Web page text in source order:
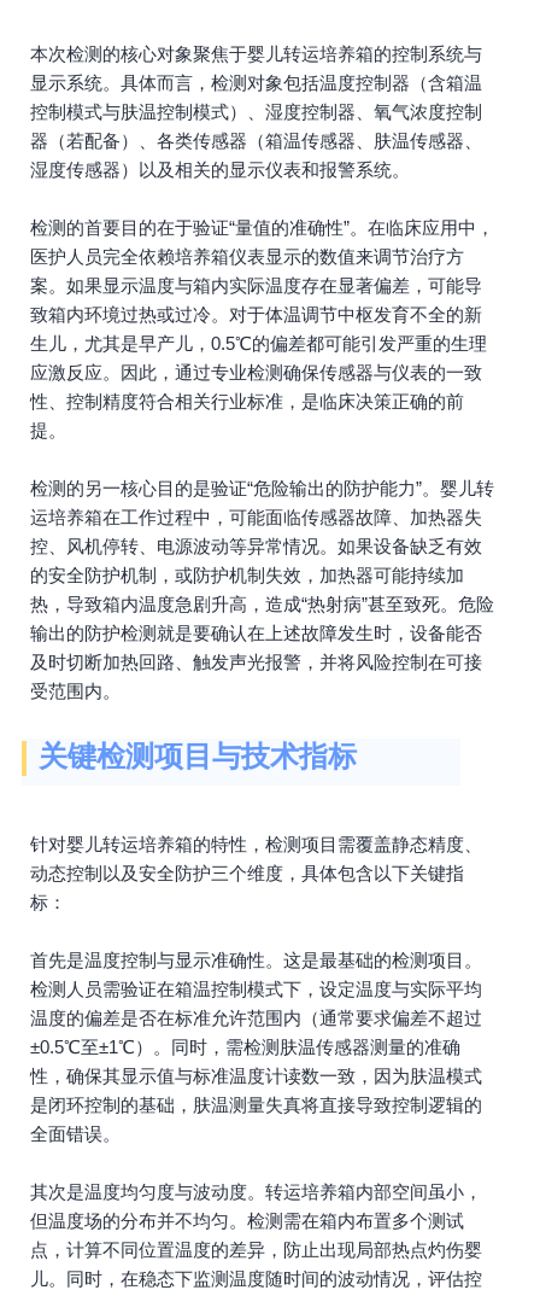
本次检测的核心对象聚焦于婴儿转运培养箱的控制系统与
显示系统。具体而言，检测对象包括温度控制器（含箱温
控制模式与肤温控制模式）、湿度控制器、氧气浓度控制
器（若配备）、各类传感器（箱温传感器、肤温传感器、
湿度传感器）以及相关的显示仪表和报警系统。
检测的首要目的在于验证“量值的准确性”。在临床应用中，
医护人员完全依赖培养箱仪表显示的数值来调节治疗方
案。如果显示温度与箱内实际温度存在显著偏差，可能导
致箱内环境过热或过冷。对于体温调节中枢发育不全的新
生儿，尤其是早产儿，0.5℃的偏差都可能引发严重的生理
应激反应。因此，通过专业检测确保传感器与仪表的一致
性、控制精度符合相关行业标准，是临床决策正确的前
提。
检测的另一核心目的是验证“危险输出的防护能力”。婴儿转
运培养箱在工作过程中，可能面临传感器故障、加热器失
控、风机停转、电源波动等异常情况。如果设备缺乏有效
的安全防护机制，或防护机制失效，加热器可能持续加
热，导致箱内温度急剧升高，造成“热射病”甚至致死。危险
输出的防护检测就是要确认在上述故障发生时，设备能否
及时切断加热回路、触发声光报警，并将风险控制在可接
受范围内。
关键检测项目与技术指标
针对婴儿转运培养箱的特性，检测项目需覆盖静态精度、
动态控制以及安全防护三个维度，具体包含以下关键指
标：
首先是温度控制与显示准确性。这是最基础的检测项目。
检测人员需验证在箱温控制模式下，设定温度与实际平均
温度的偏差是否在标准允许范围内（通常要求偏差不超过
±0.5℃至±1℃）。同时，需检测肤温传感器测量的准确
性，确保其显示值与标准温度计读数一致，因为肤温模式
是闭环控制的基础，肤温测量失真将直接导致控制逻辑的
全面错误。
其次是温度均匀度与波动度。转运培养箱内部空间虽小，
但温度场的分布并不均匀。检测需在箱内布置多个测试
点，计算不同位置温度的差异，防止出现局部热点灼伤婴
儿。同时，在稳态下监测温度随时间的波动情况，评估控